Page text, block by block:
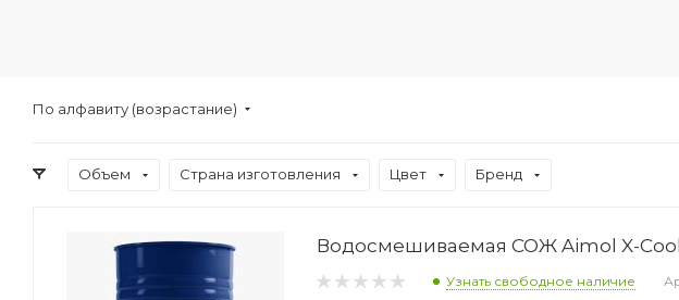
По алфавиту (возрастание)
Объем Страна изготовления Цвет Бренд
Водосмешиваемая СОЖ Aimol X-Cool
Узнать свободное наличие